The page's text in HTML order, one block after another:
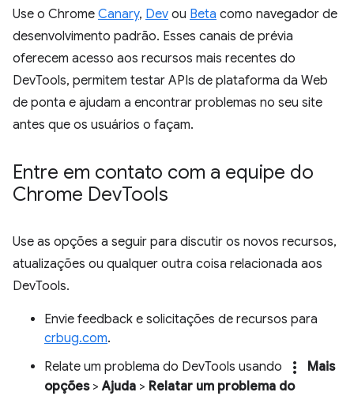
Use o Chrome Canary, Dev ou Beta como navegador de
desenvolvimento padrão. Esses canais de prévia
oferecem acesso aos recursos mais recentes do
DevTools, permitem testar APIs de plataforma da Web
de ponta e ajudam a encontrar problemas no seu site
antes que os usuários o façam.
Entre em contato com a equipe do
Chrome DevTools
Use as opções a seguir para discutir os novos recursos,
atualizações ou qualquer outra coisa relacionada aos
DevTools.
Envie feedback e solicitações de recursos para
crbug.com.
Relate um problema do DevTools usando
more_vert
Mais
opções>Ajuda > Relatar um problema do